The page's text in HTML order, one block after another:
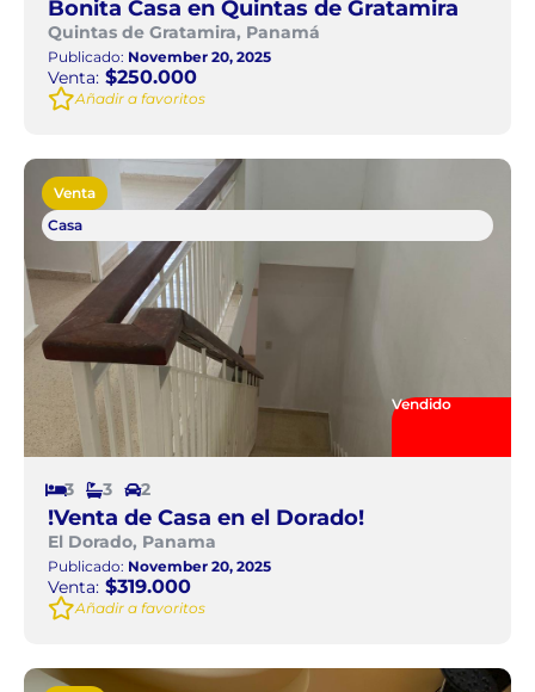
Bonita Casa en Quintas de Gratamira
Quintas de Gratamira, Panamá
Publicado: November 20, 2025
Venta: $250.000
Añadir a favoritos
Venta
Casa
Vendido
3 3 2
!Venta de Casa en el Dorado!
El Dorado, Panama
Publicado: November 20, 2025
Venta: $319.000
Añadir a favoritos